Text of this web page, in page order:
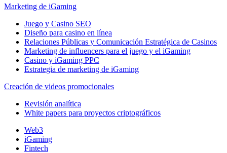
Marketing de iGaming
Juego y Casino SEO
Diseño para casino en línea
Relaciones Públicas y Comunicación Estratégica de Casinos
Marketing de influencers para el juego y el iGaming
Casino y iGaming PPC
Estrategia de marketing de iGaming
Creación de videos promocionales
Revisión analítica
White papers para proyectos criptográficos
Web3
iGaming
Fintech